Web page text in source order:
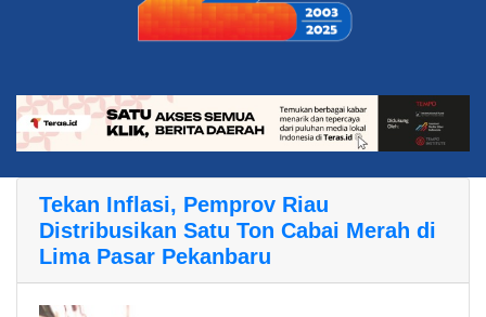
Tekan Inflasi, Pemprov Riau
Distribusikan Satu Ton Cabai Merah di
Lima Pasar Pekanbaru